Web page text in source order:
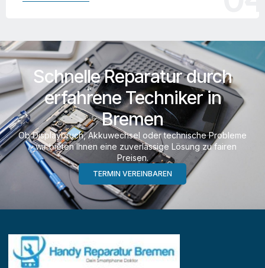
Schnelle Reparatur durch
erfahrene Techniker in
Bremen
Ob Displaybruch, Akkuwechsel oder technische Probleme
– wir bieten Ihnen eine zuverlässige Lösung zu fairen
Preisen.
TERMIN VEREINBAREN